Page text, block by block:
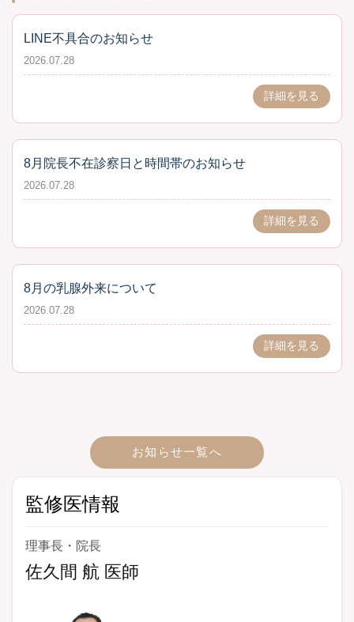
LINE不具合のお知らせ
2026.07.28
詳細を見る
8月院長不在診察日と時間帯のお知らせ
2026.07.28
詳細を見る
8月の乳腺外来について
2026.07.28
詳細を見る
お知らせ一覧へ
監修医情報
理事長・院長
佐久間 航 医師